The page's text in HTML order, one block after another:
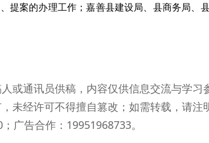
提案的办理工作；嘉善县建设局、县商务局、
或通讯员供稿，内容仅供信息交流与学习
未经许可不得擅自篡改；如需转载，请注
广告合作：19951968733。